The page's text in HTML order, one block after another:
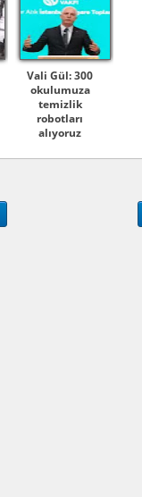
Vali Gül: 300
okulumuza
temizlik
robotları
alıyoruz